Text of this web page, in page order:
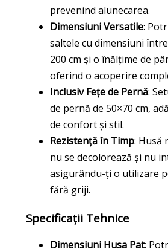
prevenind alunecarea.
Dimensiuni Versatile:
saltele cu dimensiuni
200 cm și o înălțime de
oferind o acoperire
Inclusiv Fețe de Pernă:
de pernă de 50×70 cm,
de confort și stil.
Rezistență în Timp: Husă
nu se decolorează și nu
asigurându-ți o utilizare
fără griji.
Specificații Tehnice
Dimensiuni Husa Pat: